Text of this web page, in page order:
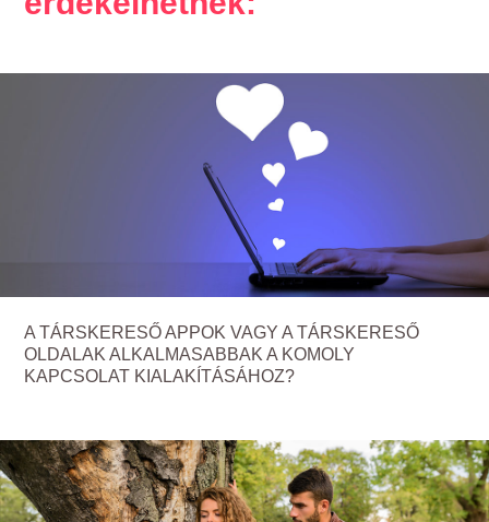
A TÁRSKERESŐ APPOK VAGY A TÁRSKERESŐ
OLDALAK ALKALMASABBAK A KOMOLY
KAPCSOLAT KIALAKÍTÁSÁHOZ?